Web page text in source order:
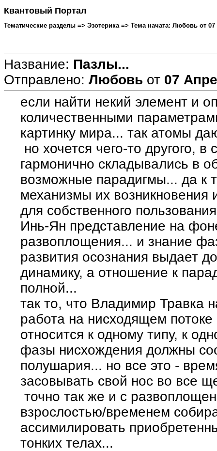
Квантовый Портал
Тематические разделы => Эзотерика => Тема начата: Любовь от 07
Название: Пазлы...
Отправлено: Любовь от 07
если найти некий элемент и
количественными
картинку мира... так атомы
но хочется чего-то другого,
гармонично складывались в
возможные парадигмы... да к
механизмы их возникновения
для собственного
Инь-Ян представление на
развоплощения... и знание
развития осознания выдает
динамику, а отношение к
полной...
так то, что Владимир Травка
работа на нисходящем
относится к одному типу, к
фазы нисхождения должны
полушария... но все это -
засовывать свой нос во все
точно так же и с
взрослостью/временем
ассимилировать
тонких телах...